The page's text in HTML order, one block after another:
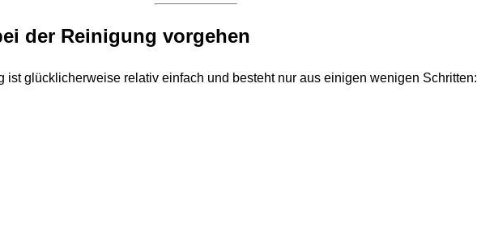
der Reinigung vorgehen
ist glücklicherweise relativ einfach und besteht nur aus einigen wenigen Schritten: